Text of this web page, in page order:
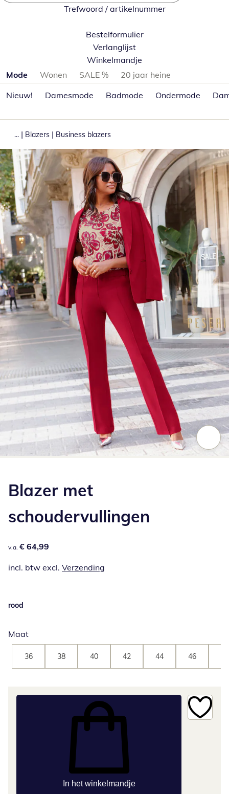
Trefwoord / artikelnummer
Bestelformulier
Verlanglijst
Winkelmandje
Productcategorieën overslaan
Mode Wonen SALE %
20 jaar heine
Nieuw!
Damesmode Badmode Ondermode
... | Blazers | Business blazers
Blazer met
schoudervullingen
€ 64,99
v.a. € 64,99
incl. btw excl. Verzending
rood
Maat
36 38 40 42 44 46
In het winkelmandje